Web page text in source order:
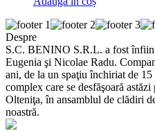
Despre
S.C. BENINO S.R.L. a fost
Eugenia şi Nicolae Radu.
ani, de la un spaţiu închiriat de
complex care se desfăşoară
Olteniţa, în ansamblul de clădiri
noastră.